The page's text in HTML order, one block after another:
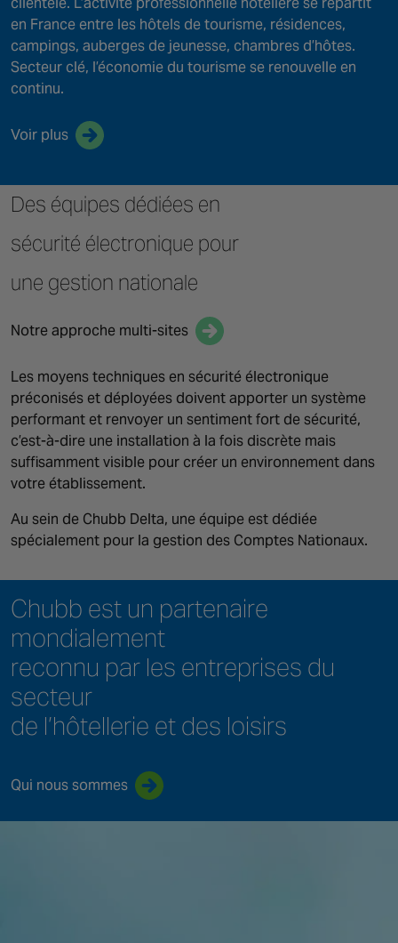
en France entre les hôtels de tourisme, résidences,
campings, auberges de jeunesse, chambres d’hôtes.
Secteur clé, l’économie du tourisme se renouvelle en
continu.
Voir plus
Des équipes dédiées en
sécurité électronique pour
une gestion nationale
Notre approche multi-sites
Les moyens techniques en sécurité électronique
préconisés et déployées doivent apporter un système
performant et renvoyer un sentiment fort de sécurité,
c’est-à-dire une installation à la fois discrète mais
suffisamment visible pour créer un environnement dans
votre établissement.
Au sein de Chubb Delta, une équipe est dédiée
spécialement pour la gestion des Comptes Nationaux.
Chubb est un partenaire
mondialement
reconnu par les entreprises du
secteur
de l’hôtellerie et des loisirs
Qui nous sommes